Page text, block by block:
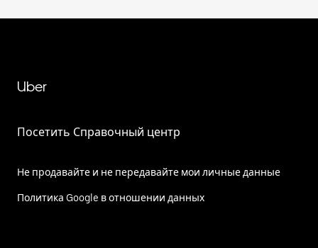
Uber
Посетить Справочный центр
Не продавайте и не передавайте мои личные данные
Политика Google в отношении данных